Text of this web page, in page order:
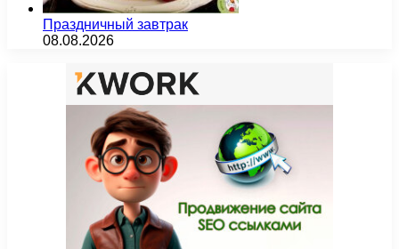
Праздничный завтрак
08.08.2026